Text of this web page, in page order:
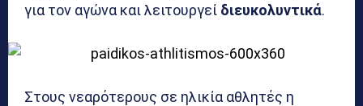
για τον αγώνα και λειτουργεί διευκολυντικά.
Στους νεαρότερους σε ηλικία αθλητές η